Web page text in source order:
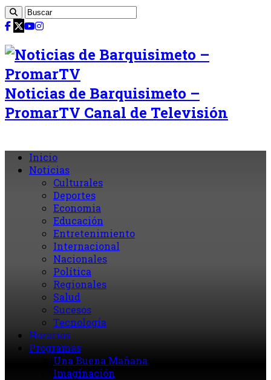
Noticias de Barquisimeto –
PromarTV Canal de Televisión
Inicio
Noticias
Culturales
Deportes
Economia
Educación
Entretenimiento
Internacional
Nacionales
Política
Regionales
Salud
Sucesos
Tecnología
Horarios
Programas
Una Buena Mañana
Imaginación